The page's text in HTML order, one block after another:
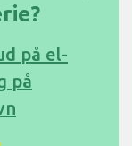
på el-
på